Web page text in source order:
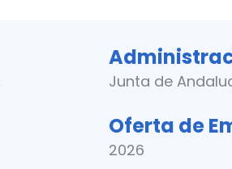
Junta de
Oferta de
2026